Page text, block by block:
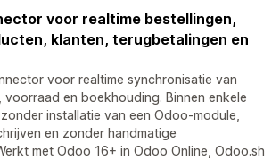
voor realtime bestellingen,
klanten, terugbetalingen en
voor realtime synchronisatie van
voorraad en boekhouding. Binnen enkele
installatie van een Odoo-module,
en zonder handmatige
met Odoo 16+ in Odoo Online, Odoo.sh